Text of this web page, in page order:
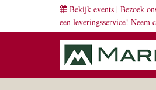
Bekijk events | Bezoek
een leveringsservice! Neem